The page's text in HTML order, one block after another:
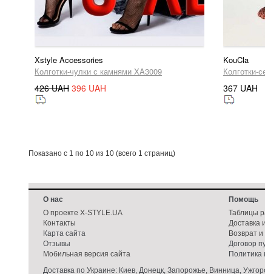
Xstyle Accessories
Колготки-чулки с камнями XA3009
426 UAH 396 UAH
KouCla
Колготки-
367 UAH
Показано с 1 по 10 из 10 (всего 1 страниц)
О нас
О проекте X-STYLE.UA
Контакты
Карта сайта
Отзывы
Мобильная версия сайта
Помощь
Таблицы
Доставка
Возврат
Договор
Политика
Доставка по Украине: Киев, Донецк, Запорожье, Винница,